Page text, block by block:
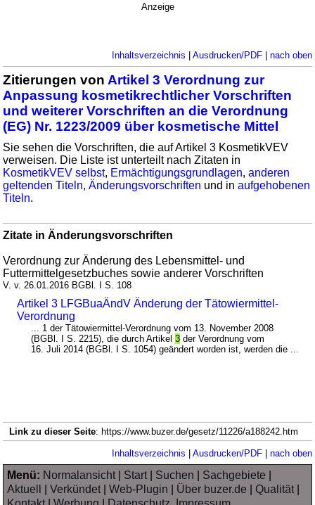
Anzeige
Inhaltsverzeichnis | Ausdrucken/PDF| nach oben
Zitierungen von Artikel 3 Verordnung zur
Anpassung kosmetikrechtlicher Vorschriften
und weiterer Vorschriften an die Verordnung
(EG) Nr. 1223/2009 über kosmetische Mittel
Sie sehen die Vorschriften, die auf Artikel 3 KosmetikVEV
verweisen. Die Liste ist unterteilt nach Zitaten in
KosmetikVEV selbst, Ermächtigungsgrundlagen,anderen
geltenden Titeln,Änderungsvorschriften und inaufgehobenen
Titeln.
Zitate in Änderungsvorschriften
Verordnung zur Änderung des Lebensmittel- und
Futtermittelgesetzbuches sowie anderer Vorschriften
V. v. 26.01.2016 BGBl. I S. 108
Artikel 3 LFGBuaÄndV Änderung der Tätowiermittel-
Verordnung
... 1 der Tätowiermittel-Verordnung vom 13. November 2008
(BGBl. I S. 2215), die durch Artikel3 der Verordnung vom
16. Juli 2014 (BGBl. I S. 1054) geändert worden ist, werden die ...
Link zu dieser Seite: https://www.buzer.de/gesetz/11226/a188242.htm
Inhaltsverzeichnis | Ausdrucken/PDF| nach oben
Menü: Normalansicht| Start| Suchen Sachgebiete
Aktuell
|Verkündet|Web-Plugin Über buzer.de |Qualität|